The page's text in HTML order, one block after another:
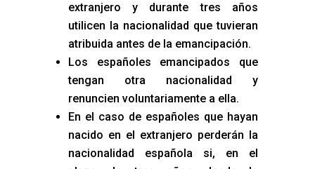
extranjero y durante tres años
utilicen la nacionalidad que tuvieran
atribuida antes de la emancipación.
Los españoles emancipados que
tengan otra nacionalidad y
renuncien voluntariamente a ella.
En el caso de españoles que hayan
nacido en el extranjero perderán la
nacionalidad española si, en el